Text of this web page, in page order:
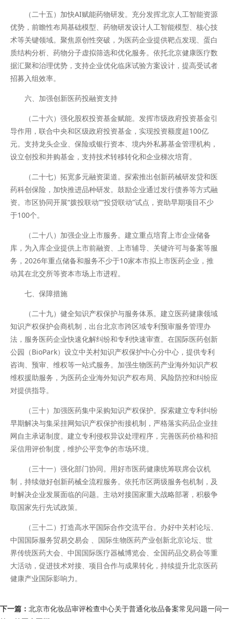
（二十五）加快AI赋能药物研发。充分发挥北京人工智能资源
优势，前瞻性布局基础模型、药物研发设计人工智能模型、核心技
术等关键领域。聚焦原创性突破，为医药企业提供靶点发现、蛋白
质结构分析、药物分子虚拟筛选和优化服务。依托北京健康医疗数
据汇聚和治理优势，支持企业优化临床试验方案设计，提高受试者
招募入组效率。
六、加强创新医药投融资支持
（二十六）强化股权投资基金赋能。发挥市级政府投资基金引
导作用，联合中央和区级政府投资基金，实现投资额度超100亿
元。支持龙头企业、保险或银行资本、境内外私募基金管理机构，
设立创投和并购基金，支持技术转移转化和企业梯次培育。
（二十七）拓宽多元融资渠道。探索推出创新药械研发贷和医
药科创保险，加快推进品种研发。鼓励企业通过发行债券等方式融
资。市区协同开展“拨投联动”“投贷联动”试点，资助早期项目不少
于100个。
（二十八）加强企业上市服务。建立重点培育上市企业储备
库，为入库企业提供上市前融资、上市辅导、关键许可与备案等服
务，2026年重点储备和服务不少于10家本市拟上市医药企业，推
动其在北交所等资本市场上市进程。
七、保障措施
（二十九）健全知识产权保护与服务体系。建立医药健康领域
知识产权保护会商机制，出台北京市跨区域专利预审服务管理办
法，服务医药企业快速化解纠纷和专利快速审查。在国际医药创新
公园（BioPark）设立中关村知识产权保护中心分中心，提供专利
咨询、预审、维权等一站式服务。加强生物医药产业海外知识产权
维权援助服务，为医药企业海外知识产权布局、风险防控和纠纷应
对提供指导。
（三十）加强医药集中采购知识产权保护。探索建立专利纠纷
早期解决与集采挂网知识产权保护衔接机制，严格落实药品企业挂
网自主承诺制度。建立专利侵权异议处理程序，完善医药价格和招
采信用评价制度，维护公平竞争的市场环境。
（三十一）强化部门协同。用好市医药健康统筹联席会议机
制，持续做好创新药械全流程服务。依托市区两级服务包机制，及
时解决企业发展面临的问题。主动对接国家重大战略部署，积极争
取国家先行先试政策。
（三十二）打造高水平国际合作交流平台。办好中关村论坛、
中国国际服务贸易交易会 、国际生物医药产业创新北京论坛、世
界传统医药大会、中国国际医疗器械博览会、全国药品交易会等重
大活动，促进技术对接、项目合作与成果转化，持续提升北京医药
健康产业国际影响力。
下一篇： 北京市化妆品审评检查中心关于普通化妆品备案常见问题一问一